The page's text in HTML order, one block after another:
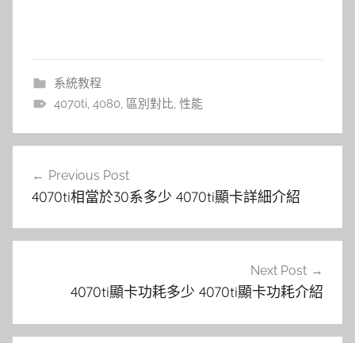
系統教程
4070ti, 4080, 區別對比, 性能
覽
Previous Post
4070ti相當於30系多少 4070ti顯卡詳細介紹
Next Post
4070ti顯卡功耗多少 4070ti顯卡功耗介紹